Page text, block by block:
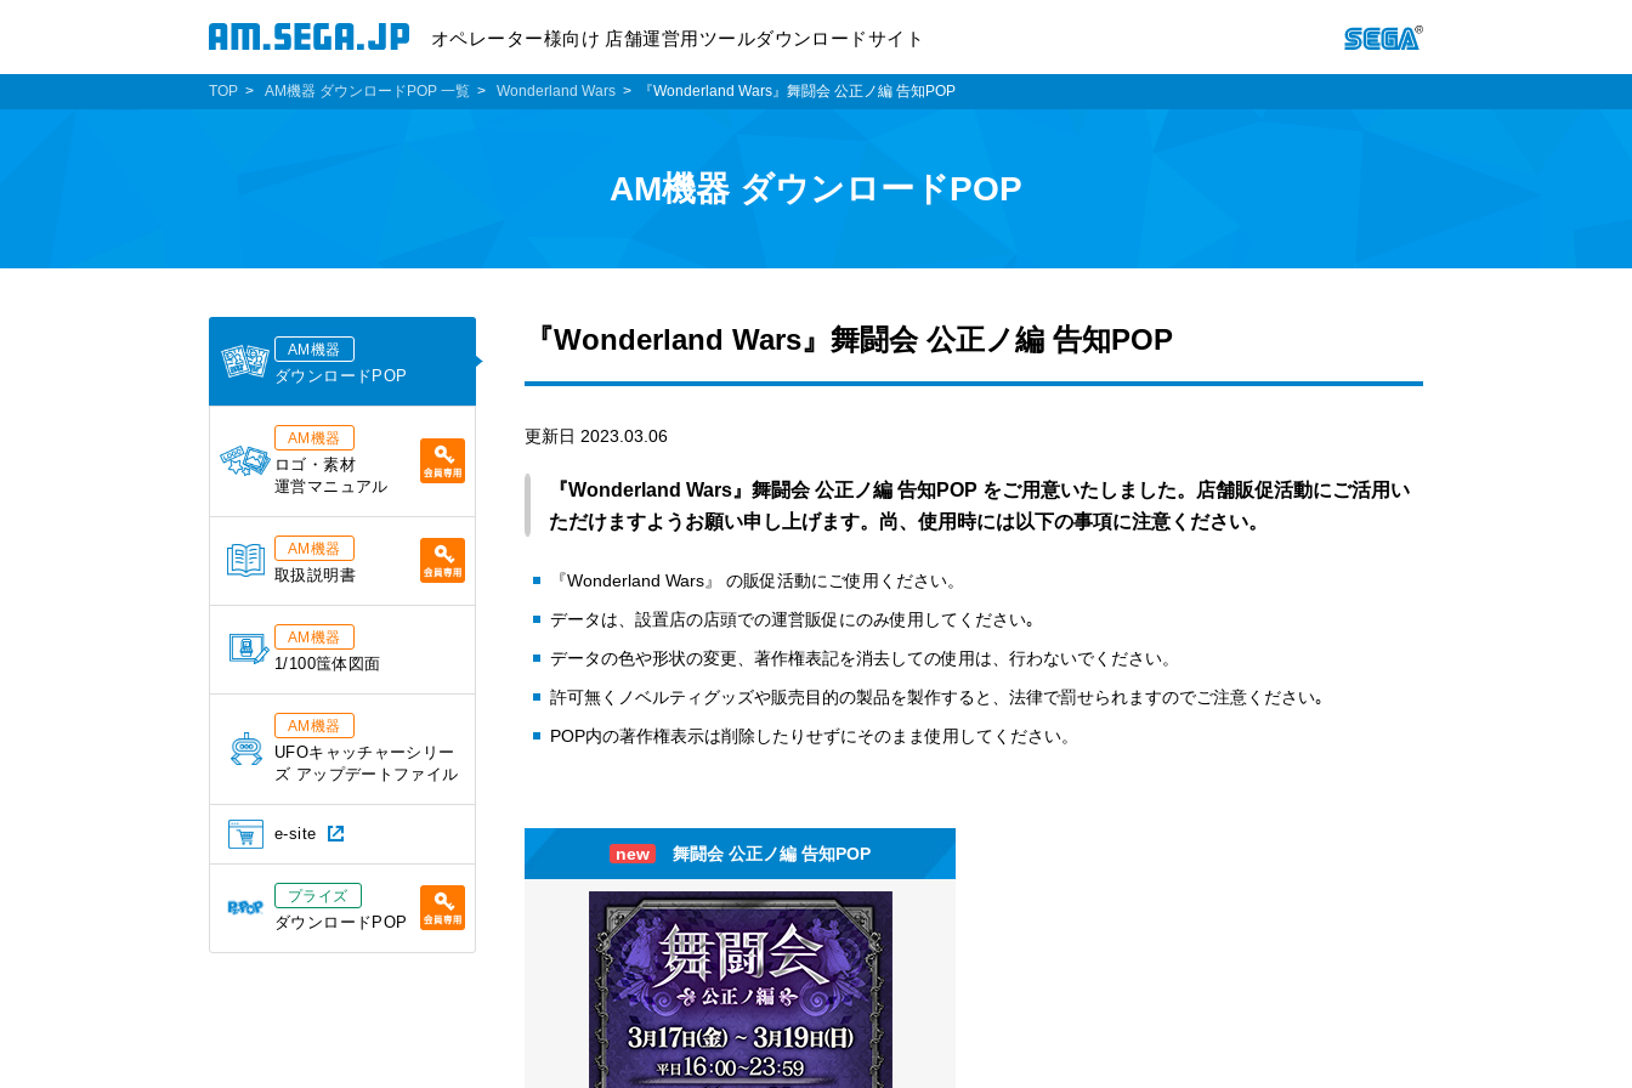
オペレーター様向け 店舗運営用ツールダウンロードサイト
TOP AM機器 ダウンロードPOP 一覧 Wonderland Wars 『Wonderland Wars』舞闘会 公正ノ編 告知POP
AM機器 ダウンロードPOP
『Wonderland Wars』舞闘会 公正ノ編 告知POP
更新日 2023.03.06
『Wonderland Wars』舞闘会 公正ノ編 告知POP をご用意いたしました。店舗販促活動にご活用い
ただけますようお願い申し上げます。尚、使用時には以下の事項に注意ください。
『Wonderland Wars』 の販促活動にご使用ください。
データは、設置店の店頭での運営販促にのみ使用してください｡
データの色や形状の変更、著作権表記を消去しての使用は、行わないでください。
許可無くノベルティグッズや販売目的の製品を製作すると、法律で罰せられますのでご注意ください｡
POP内の著作権表示は削除したりせずにそのまま使用してください。
new 舞闘会 公正ノ編 告知POP
AM機器
ダウンロードPOP
AM機器
ロゴ・素材
運営マニュアル
AM機器
取扱説明書
AM機器
1/100筺体図面
AM機器
UFOキャッチャーシリー
ズ アップデートファイル
e-site
プライズ
ダウンロードPOP